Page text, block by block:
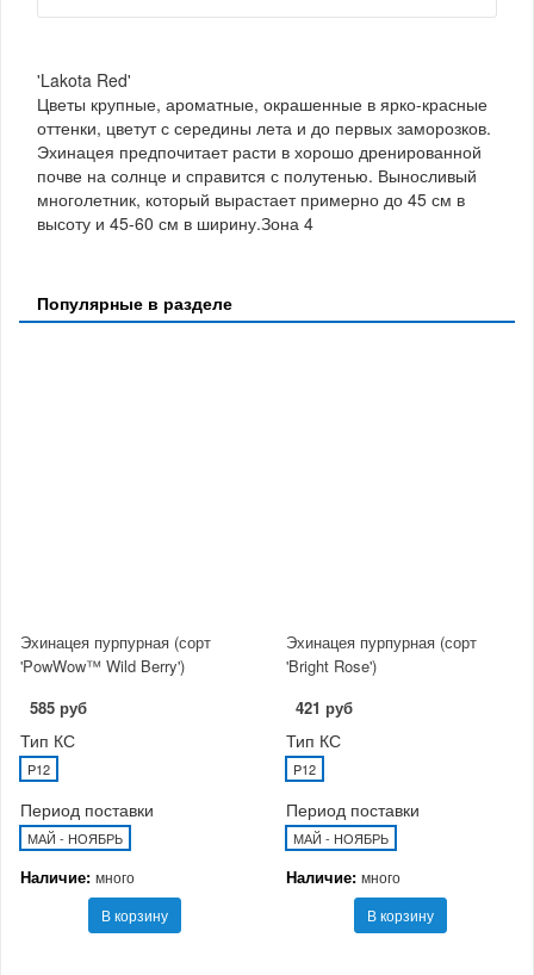
'Lakota Red'
Цветы крупные, ароматные, окрашенные в ярко-красные
оттенки, цветут с середины лета и до первых заморозков.
Эхинацея предпочитает расти в хорошо дренированной
почве на солнце и справится с полутенью. Выносливый
многолетник, который вырастает примерно до 45 см в
высоту и 45-60 см в ширину.Зона 4
Популярные в разделе
Эхинацея пурпурная (сорт
'PowWow™ Wild Berry')
585 руб
Тип КС
P12
Период поставки
МАЙ - НОЯБРЬ
Наличие: много
В корзину
Эхинацея пурпурная (сорт
'Bright Rose')
421 руб
Тип КС
P12
Период поставки
МАЙ - НОЯБРЬ
Наличие: много
В корзину